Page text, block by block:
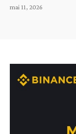
mai 11, 2026